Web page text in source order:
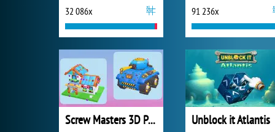
32 086x 91 236x
Screw Masters 3D Puzzle Unblock it Atlantis